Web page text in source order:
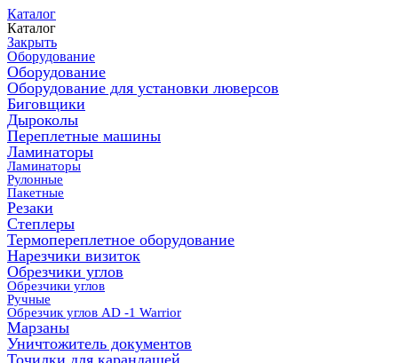
Каталог
Каталог
Закрыть
Оборудование
Оборудование
Оборудование для установки люверсов
Биговщики
Дыроколы
Переплетные машины
Ламинаторы
Ламинаторы
Рулонные
Пакетные
Резаки
Степлеры
Термопереплетное оборудование
Нарезчики визиток
Обрезчики углов
Обрезчики углов
Ручные
Обрезчик углов AD -1 Warrior
Марзаны
Уничтожитель документов
Точилки для карандашей